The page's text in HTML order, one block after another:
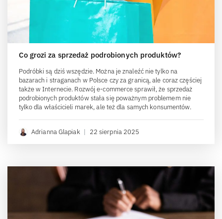
Co grozi za sprzedaż podrobionych produktów?
Podróbki są dziś wszędzie. Można je znaleźć nie tylko na
bazarach i straganach w Polsce czy za granicą, ale coraz częściej
także w Internecie. Rozwój e-commerce sprawił, że sprzedaż
podrobionych produktów stała się poważnym problemem nie
tylko dla właścicieli marek, ale też dla samych konsumentów.
Adrianna Glapiak | 22 sierpnia 2025